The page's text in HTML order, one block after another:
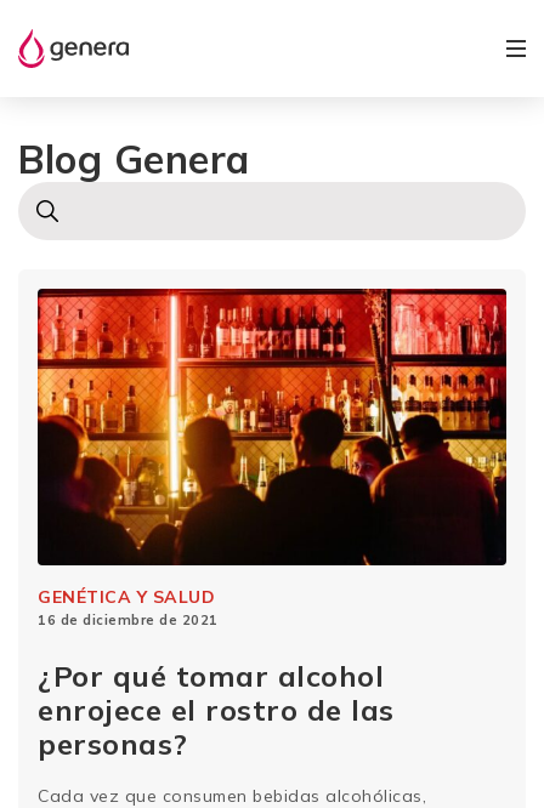
Blog Genera
GENÉTICA Y SALUD
16 de diciembre de 2021
¿Por qué tomar alcohol
enrojece el rostro de las
personas?
Cada vez que consumen bebidas alcohólicas,